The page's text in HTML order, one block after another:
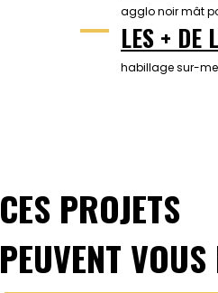
agglo noir mât
LES + DE
habillage sur-
CES PROJETS
PEUVENT